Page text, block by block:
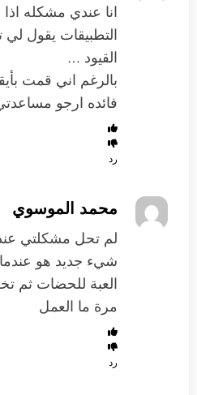
انا عندي مشكله
التطبيقات يقول لي
القيود …
بالرغم اني قمت
فائده ارجو
رد
محمد الموسوي
لم تحل مشكلتي
شيء جديد هو
العبة للحضات ثم
مرة ما العمل
رد